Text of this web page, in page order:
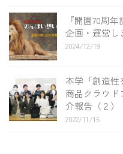
『開園70周
企画・運営し
2024/12/19
本学「創造性
商品クラウド
介報告（２）
2022/11/15